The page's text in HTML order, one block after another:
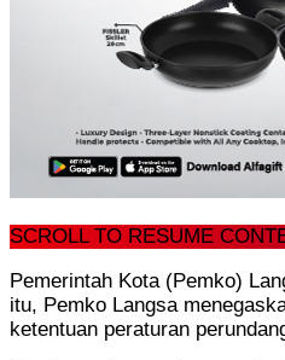
SCROLL TO RESUME
Pemerintah Kota (Pemko)
itu, Pemko Langsa
ketentuan peraturan